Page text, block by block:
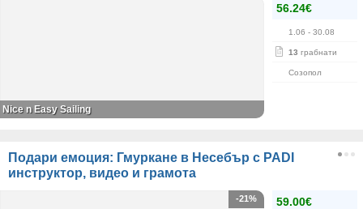
56.24€
1.06 - 30.08
13 грабнати
Созопол
Nice n Easy Sailing
Подари емоция: Гмуркане в Несебър с PADI
инструктор, видео и грамота
59.00€
-21%